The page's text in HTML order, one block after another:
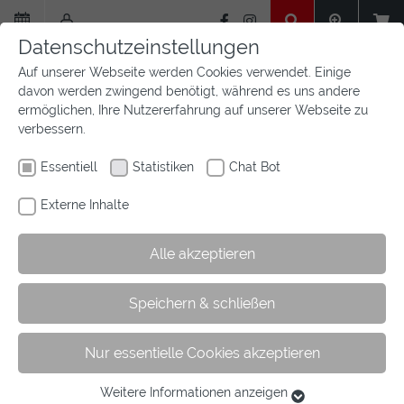
Zum
Hauptinhalt
springen
Sie
hier:
Startseite Aktuelles
Newsfeed
Kategorie Puschnachricht
Datenschutzeinstellungen
Auf unserer Webseite werden Cookies verwendet. Einige
davon werden zwingend benötigt, während es uns andere
ermöglichen, Ihre Nutzererfahrung auf unserer Webseite zu
verbessern.
Essentiell Statistiken Chat Bot
Externe Inhalte
Alle akzeptieren
Speichern & schließen
Nur essentielle Cookies akzeptieren
Weitere Informationen anzeigen